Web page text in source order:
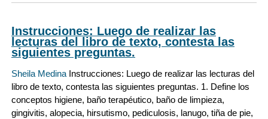
Instrucciones: Luego de realizar las
lecturas del libro de texto, contesta las
siguientes preguntas.
Sheila MedinaInstrucciones: Luego de realizar las lecturas del
libro de texto, contesta las siguientes preguntas. 1. Define los
conceptos higiene, baño terapéutico, baño de limpieza,
gingivitis, alopecia, hirsutismo, pediculosis, lanugo, tiña de pie,